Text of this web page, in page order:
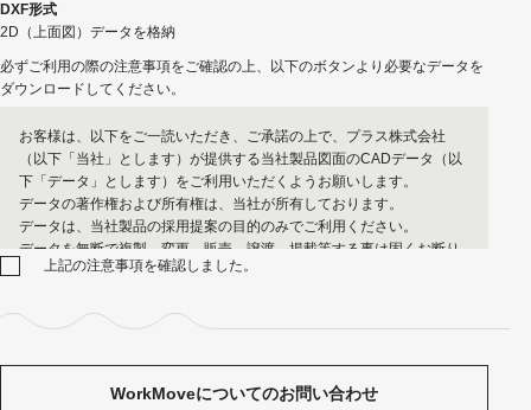
DXF形式
2D（上面図）データを格納
必ずご利用の際の注意事項をご確認の上、以下のボタンより必要なデータを
ダウンロードしてください。
お客様は、以下をご⼀読いただき、ご承諾の上で、プラス株式会社
（以下「当社」とします）が提供する当社製品図⾯のCADデータ（以
下「データ」とします）をご利用いただくようお願いします。
データの著作権および所有権は、当社が所有しております。
データは、当社製品の採⽤提案の⽬的のみでご利⽤ください。
データを無断で複製、変更、販売、譲渡、掲載等する事は固くお断り
いたします。
するものではありません。
少異なる場合があります。
利用するソフトウェアによっては正常に開けない場合があります。
上記の注意事項を確認しました。
WorkMoveについてのお問い合わせ